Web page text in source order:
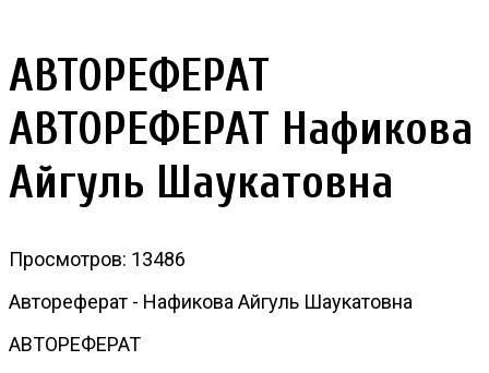
АВТОРЕФЕРАТ
АВТОРЕФЕРАТ Нафикова
Айгуль Шаукатовна
Просмотров: 13486
Автореферат - Нафикова Айгуль Шаукатовна
АВТОРЕФЕРАТ